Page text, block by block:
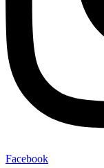
Facebook